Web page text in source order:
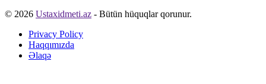
© 2026 Ustaxidmeti.az - Bütün hüquqlar qorunur.
Privacy Policy
Haqqımızda
Əlaqə